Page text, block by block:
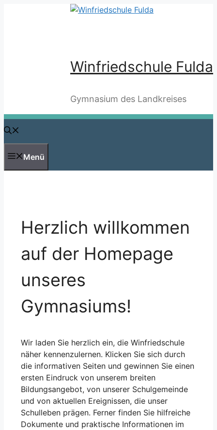
Winfriedschule Fulda
Gymnasium des Landkreises
Menü
Herzlich willkommen
auf der Homepage
unseres
Gymnasiums!
Wir laden Sie herzlich ein, die Winfriedschule
näher kennenzulernen. Klicken Sie sich durch
die informativen Seiten und gewinnen Sie einen
ersten Eindruck von unserem breiten
Bildungsangebot, von unserer Schulgemeinde
und von aktuellen Ereignissen, die unser
Schulleben prägen. Ferner finden Sie hilfreiche
Dokumente und praktische Informationen im